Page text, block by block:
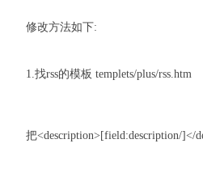
修改方法如下:
1.找rss的模板 templets/plus/rss.htm
把<description>[field:description/]</